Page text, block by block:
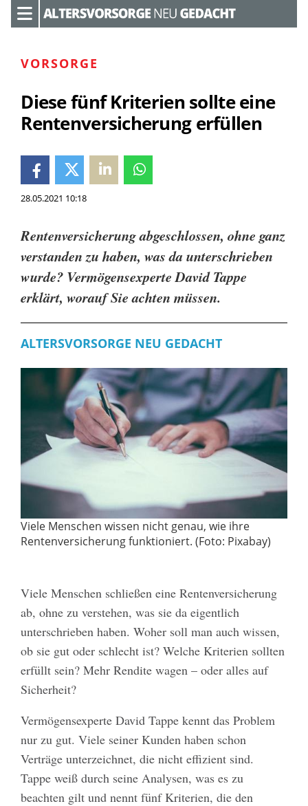
VORSORGE
Diese fünf Kriterien sollte eine
Rentenversicherung erfüllen
28.05.2021 10:18
Rentenversicherung abgeschlossen, ohne ganz
verstanden zu haben, was da unterschrieben
wurde? Vermögensexperte David Tappe
erklärt, worauf Sie achten müssen.
ALTERSVORSORGE NEU GEDACHT
Viele Menschen wissen nicht genau, wie ihre
Rentenversicherung funktioniert. (Foto: Pixabay)
Viele Menschen schließen eine Rentenversicherung
ab, ohne zu verstehen, was sie da eigentlich
unterschrieben haben. Woher soll man auch wissen,
ob sie gut oder schlecht ist? Welche Kriterien sollten
erfüllt sein? Mehr Rendite wagen – oder alles auf
Sicherheit?
Vermögensexperte David Tappe kennt das Problem
nur zu gut. Viele seiner Kunden haben schon
Verträge unterzeichnet, die nicht effizient sind.
Tappe weiß durch seine Analysen, was es zu
beachten gilt und nennt fünf Kriterien, die den